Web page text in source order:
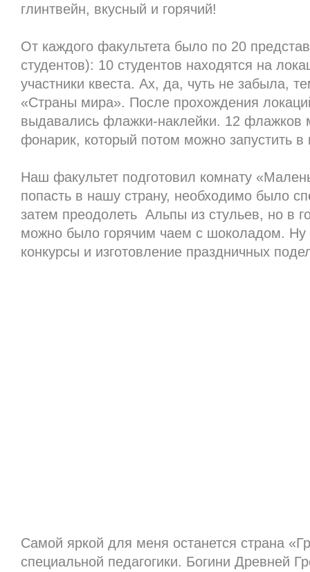
глинтвейн, вкусный и горячий!
От каждого факультета было по 20
студентов): 10 студентов находятся на
участники квеста. Ах, да, чуть не забыла,
«Страны мира». После прохождения
выдавались флажки-наклейки. 12 флажков
фонарик, который потом можно запустить в
Наш факультет подготовил комнату
попасть в нашу страну, необходимо было
затем преодолеть Альпы из стульев, но в
можно было горячим чаем с шоколадом. Ну
конкурсы и изготовление праздничных
Самой яркой для меня останется страна
специальной педагогики. Богини Древней